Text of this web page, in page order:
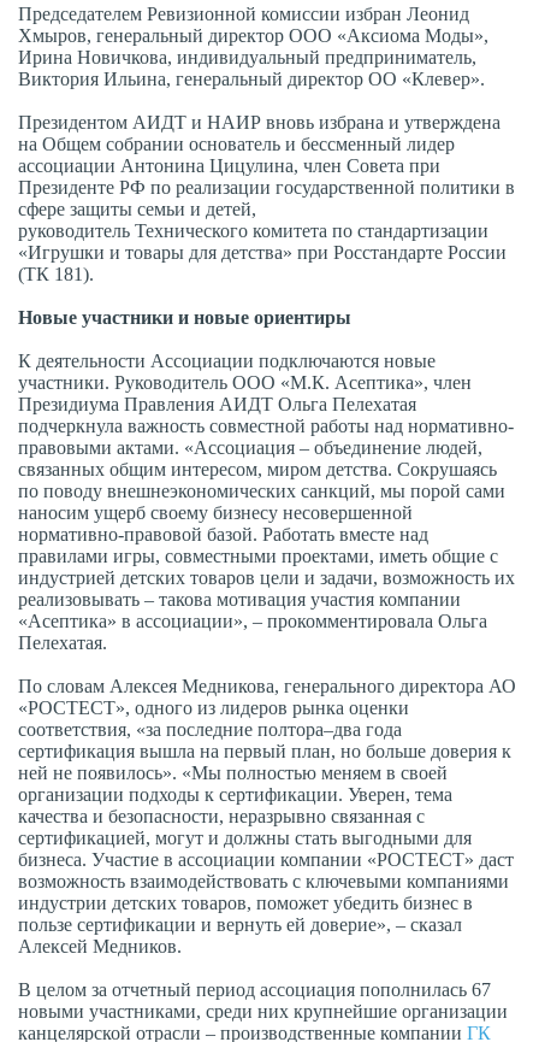
Председателем Ревизионной комиссии избран Леонид
Хмыров, генеральный директор ООО «Аксиома Моды»,
Ирина Новичкова, индивидуальный предприниматель,
Виктория Ильина, генеральный директор ОО «Клевер».
Президентом АИДТ и НАИР вновь избрана и утверждена
на Общем собрании основатель и бессменный лидер
ассоциации Антонина Цицулина, член Совета при
Президенте РФ по реализации государственной политики в
сфере защиты семьи и детей,
руководитель Технического комитета по стандартизации
«Игрушки и товары для детства» при Росстандарте России
(ТК 181).
Новые участники и новые ориентиры
К деятельности Ассоциации подключаются новые
участники. Руководитель ООО «М.К. Асептика», член
Президиума Правления АИДТ Ольга Пелехатая
подчеркнула важность совместной работы над нормативно-
правовыми актами. «Ассоциация – объединение людей,
связанных общим интересом, миром детства. Сокрушаясь
по поводу внешнеэкономических санкций, мы порой сами
наносим ущерб своему бизнесу несовершенной
нормативно-правовой базой. Работать вместе над
правилами игры, совместными проектами, иметь общие с
индустрией детских товаров цели и задачи, возможность их
реализовывать – такова мотивация участия компании
«Асептика» в ассоциации», – прокомментировала Ольга
Пелехатая.
По словам Алексея Медникова, генерального директора АО
«РОСТЕСТ», одного из лидеров рынка оценки
соответствия, «за последние полтора–два года
сертификация вышла на первый план, но больше доверия к
ней не появилось». «Мы полностью меняем в своей
организации подходы к сертификации. Уверен, тема
качества и безопасности, неразрывно связанная с
сертификацией, могут и должны стать выгодными для
бизнеса. Участие в ассоциации компании «РОСТЕСТ» даст
возможность взаимодействовать с ключевыми компаниями
индустрии детских товаров, поможет убедить бизнес в
пользе сертификации и вернуть ей доверие», – сказал
Алексей Медников.
В целом за отчетный период ассоциация пополнилась 67
новыми участниками, среди них крупнейшие организации
канцелярской отрасли – производственные компании ГК